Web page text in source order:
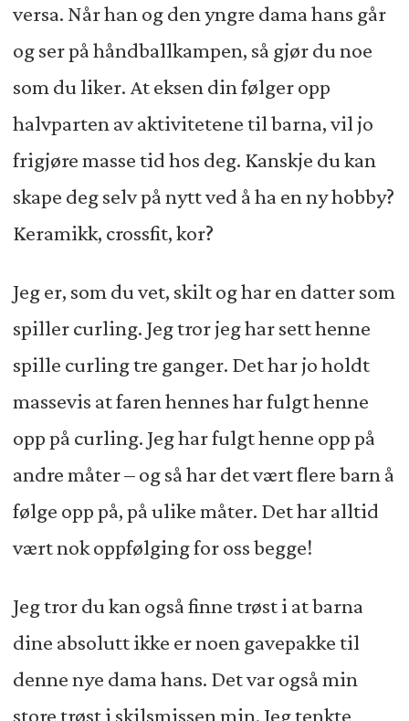
versa. Når han og den yngre dama hans går
og ser på håndballkampen, så gjør du noe
som du liker. At eksen din følger opp
halvparten av aktivitetene til barna, vil jo
frigjøre masse tid hos deg. Kanskje du kan
skape deg selv på nytt ved å ha en ny hobby?
Keramikk, crossfit, kor?
Jeg er, som du vet, skilt og har en datter som
spiller curling. Jeg tror jeg har sett henne
spille curling tre ganger. Det har jo holdt
massevis at faren hennes har fulgt henne
opp på curling. Jeg har fulgt henne opp på
andre måter – og så har det vært flere barn å
følge opp på, på ulike måter. Det har alltid
vært nok oppfølging for oss begge!
Jeg tror du kan også finne trøst i at barna
dine absolutt ikke er noen gavepakke til
denne nye dama hans. Det var også min
store trøst i skilsmissen min. Jeg tenkte